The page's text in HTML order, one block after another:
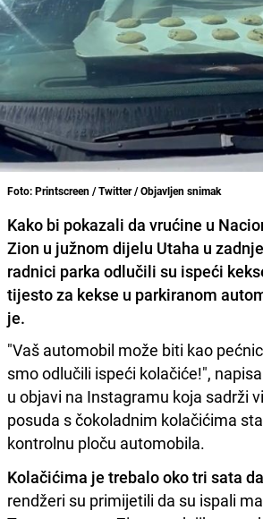
Foto: Printscreen / Twitter / Objavljen snimak
Kako bi pokazali da vrućine u
Zion u južnom dijelu Utaha u
radnici parka odlučili su ispeći
tijesto za kekse u parkiranom
je.
"Vaš automobil može biti kao
smo odlučili ispeći kolačiće!",
u objavi na Instagramu koja sadrži
posuda s čokoladnim kolačićima
kontrolnu ploču automobila.
Kolačićima je trebalo oko tri sata
rendžeri su primijetili da su ispali